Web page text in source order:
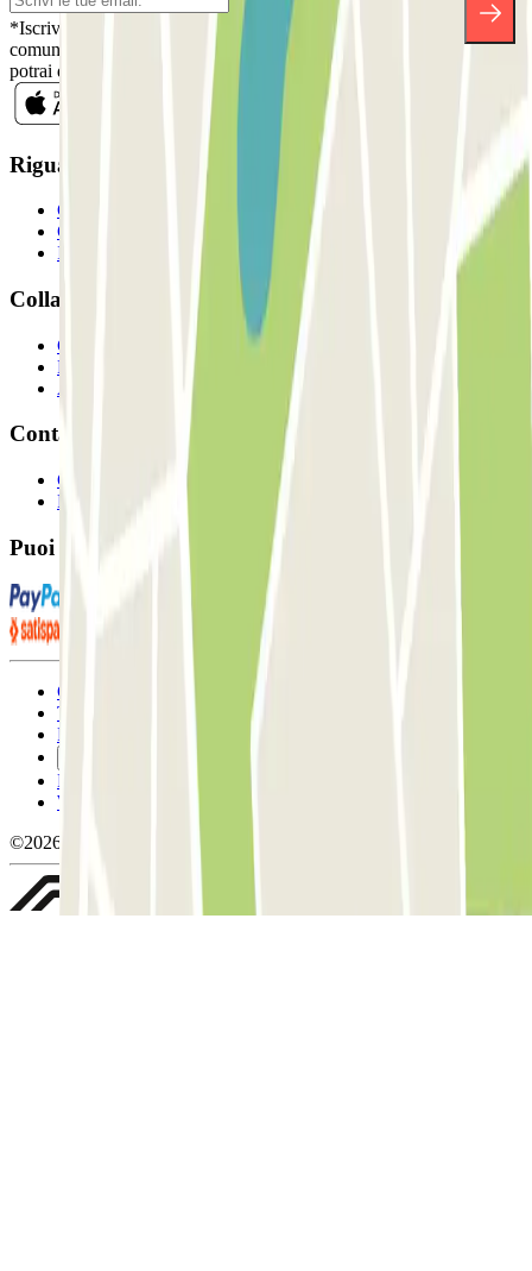
*Iscrivendoti, accetti la nostra Informativa sulla Privacy per ricevere
comunicazioni commerciali da Parclick. Senza alcun impegno,
potrai disiscriverti quando vuoi direttamente dalla stessa newsletter.
Riguardo a Parclcik
Chi siamo
Come funziona?
I Nostri Parcheggi
Collaboriamo?
Collaboratori
Proprietari di parcheggio
Affiliati
Contatto
Contattaci
FAQ
Puoi utilizzare questi metodi di pagamento:
Condizioni contrattuali e di utilizzo
Termini di cancellazione
Politica sui cookies
Politica sulla privacy
Whistleblowing
©2026 Parclick. Tutti i diritti riservati